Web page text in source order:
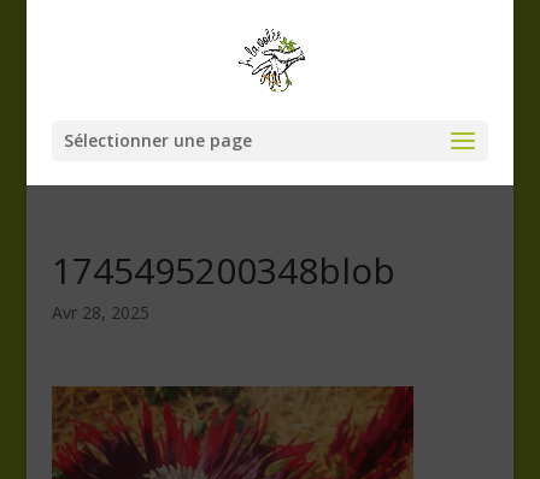
Sélectionner une page
1745495200348blob
Avr 28, 2025